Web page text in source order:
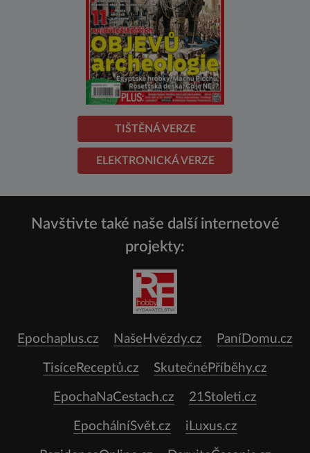
TIŠTĚNÁ VERZE
ELEKTRONICKÁ VERZE
Navštivte také naše další internetové
projekty:
Epochaplus.cz NašeHvězdy.cz PaníDomu.cz
TisíceReceptů.cz SkutečnéPříběhy.cz
EpochaNaCestach.cz 21Stoleti.cz
EpochálníSvět.cz iLuxus.cz